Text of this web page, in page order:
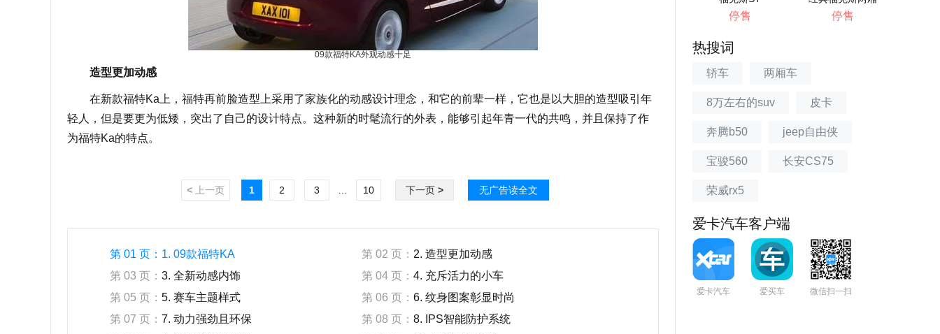
09款福特KA外观动感十足
造型更加动感
在新款福特Ka上，福特再前脸造型上采用了家族化的动感设计理念，和它的前辈一样，它也是以大胆的造型吸引年
轻人，但是要更为低矮，突出了自己的设计特点。这种新的时髦流行的外表，能够引起年青一代的共鸣，并且保持了作
为福特Ka的特点。
< 上一页 1 2 3 10 下一页 > 无广告读全文
第 01 页： 1. 09款福特KA 第 02 页： 2. 造型更加动感
第 03 页： 3. 全新动感内饰 第 04 页： 4. 充斥活力的小车
第 05 页： 5. 赛车主题样式 第 06 页： 6. 纹身图案彰显时尚
第 07 页： 7. 动力强劲且环保 第 08 页： 8. IPS智能防护系统
停售 停售
热搜词
轿车 两厢车
8万左右的suv 皮卡
奔腾b50 jeep自由侠
宝骏560 长安CS75
荣威rx5
爱卡汽车客户端
爱卡汽车 爱买车 微信扫一扫